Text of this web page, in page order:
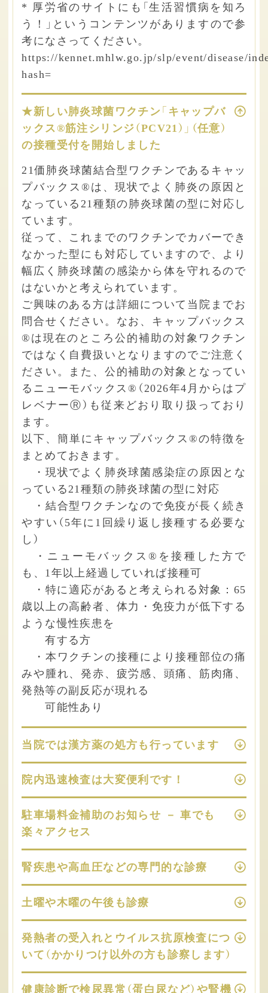
* 厚労省のサイトにも「生活習慣病を知ろ
う！」というコンテンツがありますので参
考になさってください。
https://kennet.mhlw.go.jp/slp/event/disease/
hash=
★新しい肺炎球菌ワクチン「キャップバ
ックス®筋注シリンジ（PCV21）」（任意）
の接種受付を開始しました
21価肺炎球菌結合型ワクチンであるキャッ
プバックス®は、現状でよく肺炎の原因と
なっている21種類の肺炎球菌の型に対応し
ています。
従って、これまでのワクチンでカバーでき
なかった型にも対応していますので、より
幅広く肺炎球菌の感染から体を守れるので
はないかと考えられています。
ご興味のある方は詳細について当院までお
問合せください。なお、キャップバックス
®は現在のところ公的補助の対象ワクチン
ではなく自費扱いとなりますのでご注意く
ださい。また、公的補助の対象となってい
るニューモバックス®（2026年4月からはプ
レベナーⓇ）も従来どおり取り扱っており
ます。
以下、簡単にキャップバックス®の特徴を
まとめておきます。
・現状でよく肺炎球菌感染症の原因とな
っている21種類の肺炎球菌の型に対応
・結合型ワクチンなので免疫が長く続き
やすい（5年に1回繰り返し接種する必要な
し）
・ニューモバックス®を接種した方で
も、1年以上経過していれば接種可
・特に適応があると考えられる対象：65
歳以上の高齢者、体力・免疫力が低下する
ような慢性疾患を
有する方
・本ワクチンの接種により接種部位の痛
みや腫れ、発赤、疲労感、頭痛、筋肉痛、
発熱等の副反応が現れる
可能性あり
当院では漢方薬の処方も行っています
院内迅速検査は大変便利です！
駐車場料金補助のお知らせ － 車でも
楽々アクセス
腎疾患や高血圧などの専門的な診療
土曜や木曜の午後も診療
発熱者の受入れとウイルス抗原検査につ
いて（かかりつけ以外の方も診察します）
健康診断で検尿異常（蛋白尿など）や腎機